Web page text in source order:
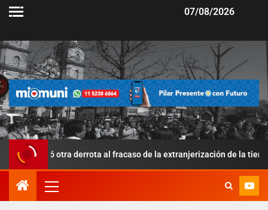
07/08/2026
otra derrota al fracaso de la extranjerización de la tierra